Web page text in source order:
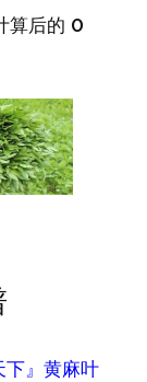
算后的 0
下』黄麻叶